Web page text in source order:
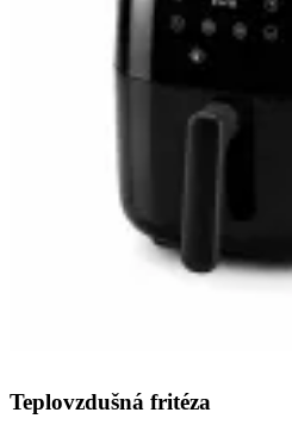
Teplovzdušná fritéza